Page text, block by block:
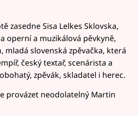
zasedne Sisa Lelkes Sklovska,
operní a muzikálová pěvkyně,
mladá slovenská zpěvačka, která
český textař, scenárista a
zpěvák, skladatel i herec.
provázet neodolatelný Martin